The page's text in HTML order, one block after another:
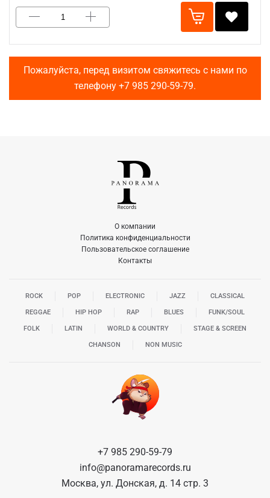
Пожалуйста, перед визитом свяжитесь с нами по
телефону +7 985 290-59-79.
О компании
Политика конфиденциальности
Пользовательское соглашение
Контакты
ROCK POP ELECTRONIC JAZZ CLASSICAL
REGGAE HIP HOP RAP BLUES FUNK/SOUL
FOLK LATIN WORLD & COUNTRY STAGE & SCREEN
CHANSON NON MUSIC
+7 985 290-59-79
info@panoramarecords.ru
Москва, ул. Донская, д. 14 стр. 3